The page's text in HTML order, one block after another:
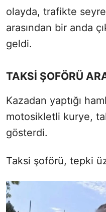
olayda, trafikte
arasından bir anda
geldi.
TAKSİ ŞOFÖRÜ
Kazadan yaptığı
motosikletli kurye,
gösterdi.
Taksi şoförü, tepki